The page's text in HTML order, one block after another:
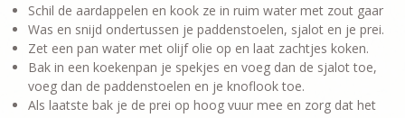
Schil de aardappelen en kook ze in ruim water met zout gaar
Was en snijd ondertussen je paddenstoelen, sjalot en je prei.
Zet een pan water met olijf olie op en laat zachtjes koken.
Bak in een koekenpan je spekjes en voeg dan de sjalot toe,
voeg dan de paddenstoelen en je knoflook toe.
Als laatste bak je de prei op hoog vuur mee en zorg dat het